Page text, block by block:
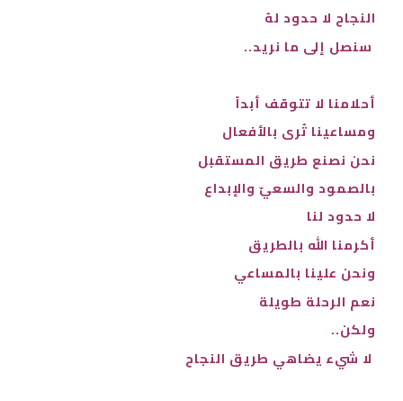
النجاح لا حدود لهُ
سنصل إلى ما نريد..
أحلامنا لا تتوقف أبداً
ومساعينا تُرى بالأفعال
نحن نصنع طريق المستقبل
بالصمود والسعيّ والإبداع
لا حدود لنا
أكرمنا الله بالطريق
ونحن علينا بالمساعي
نعم الرحلة طويلة
ولكن..
لا شيء يضاهي طريق النجاح